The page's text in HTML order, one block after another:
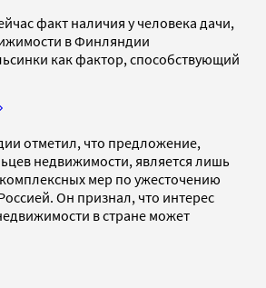
факт наличия у человека дачи,
в Финляндии
как фактор, способствующий
отметил, что предложение,
недвижимости, является лишь
мер по ужесточению
Он признал, что интерес
в стране может